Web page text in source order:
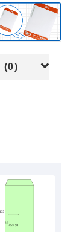
(0)